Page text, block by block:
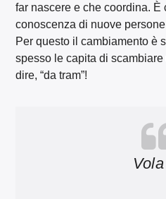
far nascere e che coordina. È
conoscenza di nuove
Per questo il cambiamento è
spesso le capita di
dire, “da tram”!